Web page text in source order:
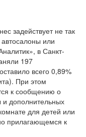
задействует не так
или
в Санкт-
197
всего 0,89%
При этом
к сообщению о
и дополнительных
для детей или
прилагающемся к